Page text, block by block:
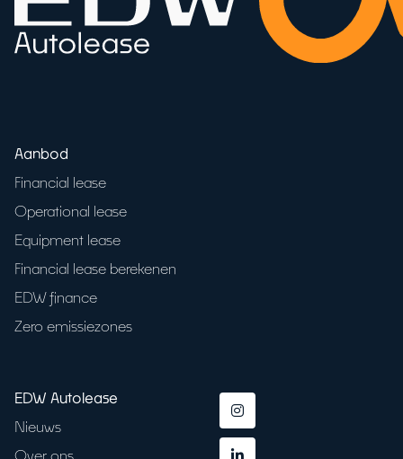
Aanbod
Financial lease
Operational lease
Equipment lease
Financial lease berekenen
EDW finance
Zero emissiezones
EDW Autolease
Nieuws
Over ons